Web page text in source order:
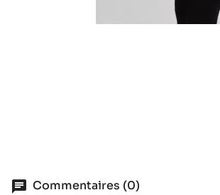
Commentaires (0)